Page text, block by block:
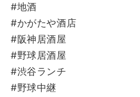
#地酒
#かがたや酒店
#阪神居酒屋
#野球居酒屋
#渋谷ランチ
#野球中継